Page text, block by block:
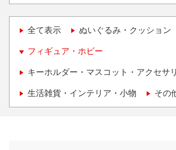
全て表示 ぬいぐるみ・クッション
フィギュア・ホビー
キーホルダー・マスコット・アクセサ
生活雑貨・インテリア・小物 その